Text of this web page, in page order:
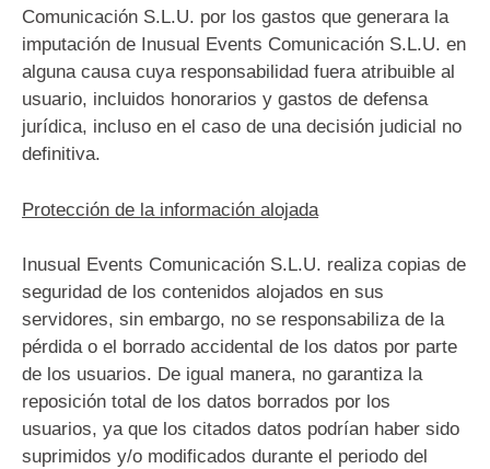
Comunicación S.L.U. por los gastos que generara la
imputación de Inusual Events Comunicación S.L.U. en
alguna causa cuya responsabilidad fuera atribuible al
usuario, incluidos honorarios y gastos de defensa
jurídica, incluso en el caso de una decisión judicial no
definitiva.
Protección de la información alojada
Inusual Events Comunicación S.L.U. realiza copias de
seguridad de los contenidos alojados en sus
servidores, sin embargo, no se responsabiliza de la
pérdida o el borrado accidental de los datos por parte
de los usuarios. De igual manera, no garantiza la
reposición total de los datos borrados por los
usuarios, ya que los citados datos podrían haber sido
suprimidos y/o modificados durante el periodo del